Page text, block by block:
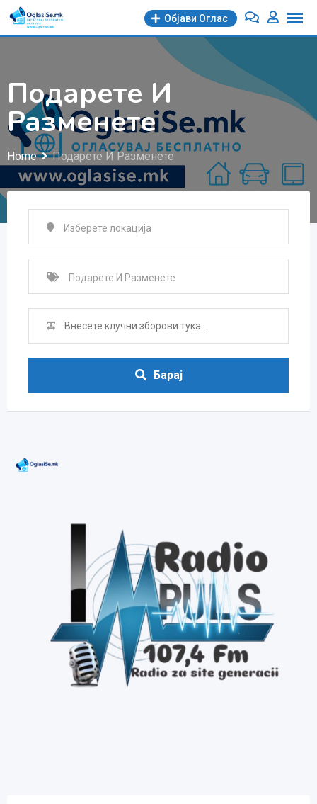
Skip
Објави Oглас
Подарете И
Разменете
Home Подарете И Разменете
Барај